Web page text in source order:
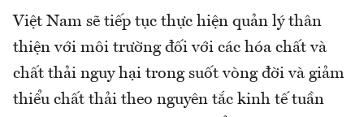
Việt Nam sẽ tiếp tục thực hiện quản lý thân
thiện với môi trường đối với các hóa chất và
chất thải nguy hại trong suốt vòng đời và giảm
thiểu chất thải theo nguyên tắc kinh tế tuần